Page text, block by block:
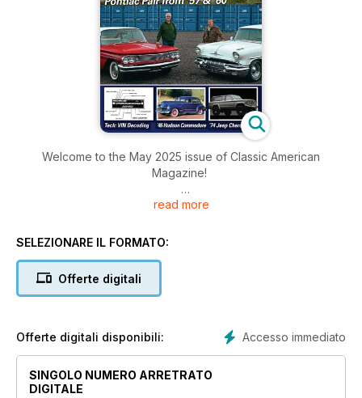
Welcome to the May 2025 issue of Classic American
Magazine!
Inside this issue includes the latest news from the UK and
Custom, 1974 ICON Jeep, Pontiac Catalina and much more!
read more
SELEZIONARE IL FORMATO:
Offerte digitali
Accesso immediato
Offerte digitali disponibili:
SINGOLO NUMERO ARRETRATO
DIGITALE